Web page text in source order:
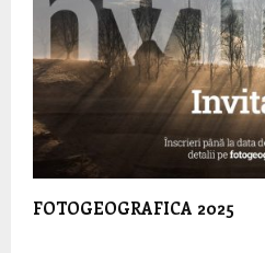
FOTOGEOGRAFICA 2025